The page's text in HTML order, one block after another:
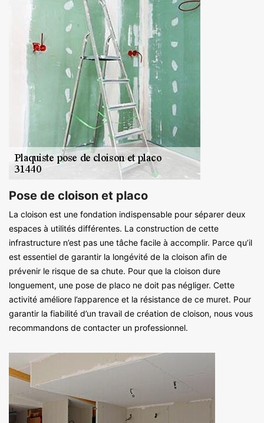
Pose de cloison et placo
La cloison est une fondation indispensable pour séparer deux
espaces à utilités différentes. La construction de cette
infrastructure n’est pas une tâche facile à accomplir. Parce qu’il
est essentiel de garantir la longévité de la cloison afin de
prévenir le risque de sa chute. Pour que la cloison dure
longuement, une pose de placo ne doit pas négliger. Cette
activité améliore l’apparence et la résistance de ce muret. Pour
garantir la fiabilité d’un travail de création de cloison, nous vous
recommandons de contacter un professionnel.